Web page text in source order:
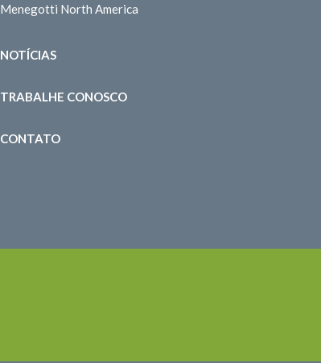
Menegotti North America
NOTÍCIAS
TRABALHE CONOSCO
CONTATO